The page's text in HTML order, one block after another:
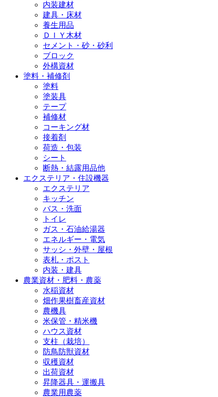
内装建材
建具・床材
養生用品
ＤＩＹ木材
セメント・砂・砂利
ブロック
外構資材
塗料・補修剤
塗料
塗装具
テープ
補修材
コーキング材
接着剤
荷造・包装
シート
断熱・結露用品他
エクステリア・住設機器
エクステリア
キッチン
バス・洗面
トイレ
ガス・石油給湯器
エネルギー・電気
サッシ・外壁・屋根
表札・ポスト
内装・建具
農業資材・肥料・農薬
水稲資材
畑作果樹畜産資材
農機具
米保管・精米機
ハウス資材
支柱（栽培）
防鳥防獣資材
収穫資材
出荷資材
昇降器具・運搬具
農業用農薬